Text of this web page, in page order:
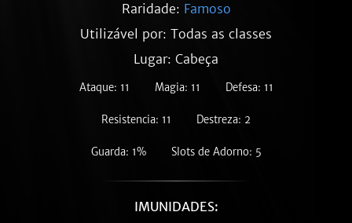
Raridade: Famoso
Utilizável por: Todas as classes
Lugar: Cabeça
Ataque: 11 Magia: 11 Defesa: 11
Resistencia: 11 Destreza: 2
Guarda: 1% Slots de Adorno: 5
IMUNIDADES: